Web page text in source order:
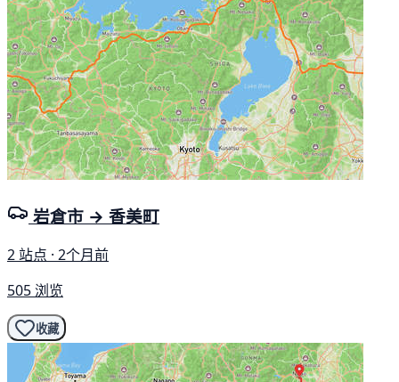
岩倉市 → 香美町
2 站点 · 2个月前
505 浏览
收藏